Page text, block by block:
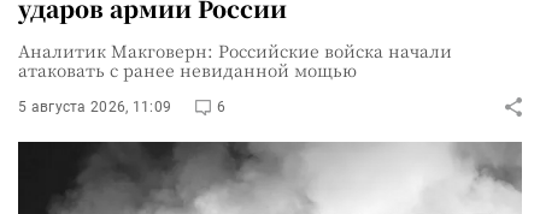
ударов армии России
Аналитик Макговерн: Российские войска начали
атаковать с ранее невиданной мощью
5 августа 2026, 11:09 6